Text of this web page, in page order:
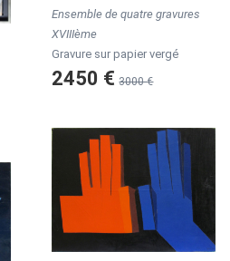
Ensemble de quatre gravures
XVIIIème
Gravure sur papier vergé
2450 € 3000 €